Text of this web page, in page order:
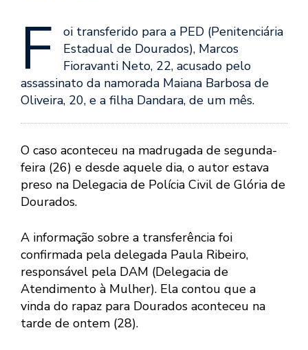
F
oi transferido para a PED (Penitenciária
Estadual de Dourados), Marcos
Fioravanti Neto, 22, acusado pelo
assassinato da namorada Maiana Barbosa de
Oliveira, 20, e a filha Dandara, de um mês.
O caso aconteceu na madrugada de segunda-
feira (26) e desde aquele dia, o autor estava
preso na Delegacia de Polícia Civil de Glória de
Dourados.
A informação sobre a transferência foi
confirmada pela delegada Paula Ribeiro,
responsável pela DAM (Delegacia de
Atendimento à Mulher). Ela contou que a
vinda do rapaz para Dourados aconteceu na
tarde de ontem (28).